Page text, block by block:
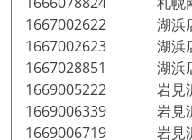
1667002622 湖浜
1667002623 湖浜
1667028851 湖浜
1669005222 岩見沢
1669006339 岩見沢
1669006719 岩見沢